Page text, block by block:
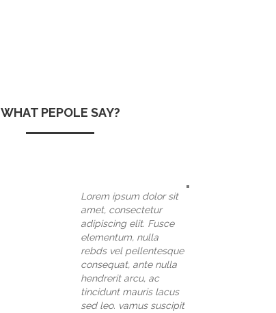
WHAT PEPOLE SAY?
Lorem ipsum dolor sit
amet, consectetur
adipiscing elit. Fusce
elementum, nulla
rebds vel pellentesque
consequat, ante nulla
hendrerit arcu, ac
tincidunt mauris lacus
sed leo. vamus suscipit